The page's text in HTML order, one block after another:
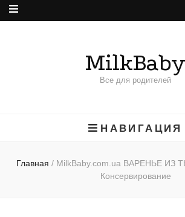
MilkBaby
Все для родителей
НАВИГАЦИЯ
Главная / MilkBaby.com.ua ВАРЕНЬЕ ИЗ
Консервирование